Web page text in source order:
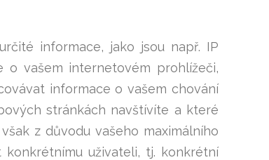
informace, jako jsou např. IP
o vašem internetovém prohlížeči,
informace o vašem chování
stránkách navštívíte a které
z důvodu vašeho maximálního
uživateli, tj. konkrétní